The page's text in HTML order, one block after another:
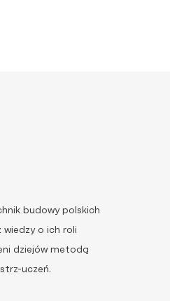
budowy polskich
o ich roli
dziejów metodą
uczeń.